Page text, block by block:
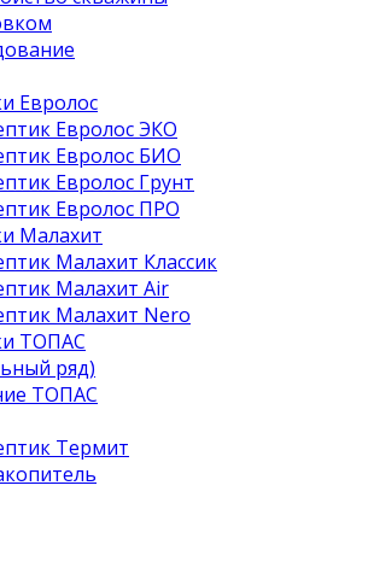
Евролос
Евролос ЭКО
Евролос БИО
Евролос Грунт
Евролос ПРО
Малахит
Малахит Классик
Малахит Air
Малахит Nero
ТОПАС
ряд)
ТОПАС
Термит